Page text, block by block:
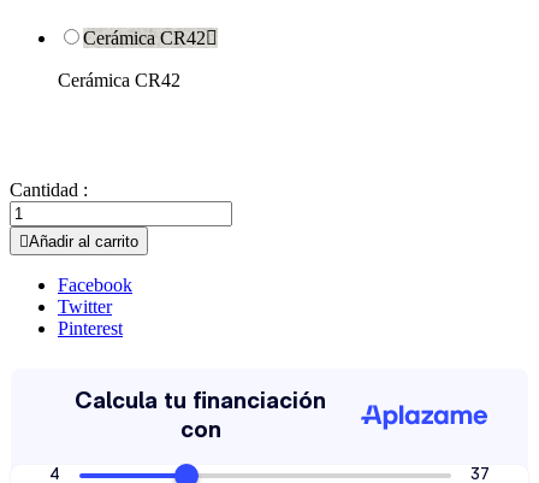
Cerámica CR42
Cerámica CR42
Cantidad :
Añadir al carrito
Facebook
Twitter
Pinterest